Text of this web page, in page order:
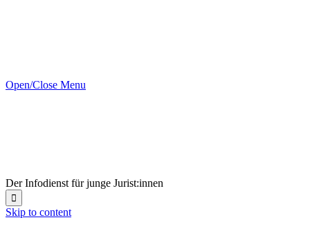
Open/Close Menu
Der Infodienst für junge Jurist:innen

Skip to content